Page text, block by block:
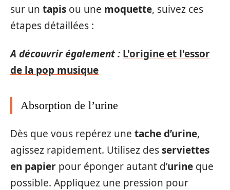
sur un tapis ou une moquette, suivez ces
étapes détaillées :
A découvrir également : L'origine et l'essor
de la pop musique
Absorption de l’urine
Dès que vous repérez une tache d’urine,
agissez rapidement. Utilisez desserviettes
en papier pour éponger autant d’urine que
possible. Appliquez une pression pour